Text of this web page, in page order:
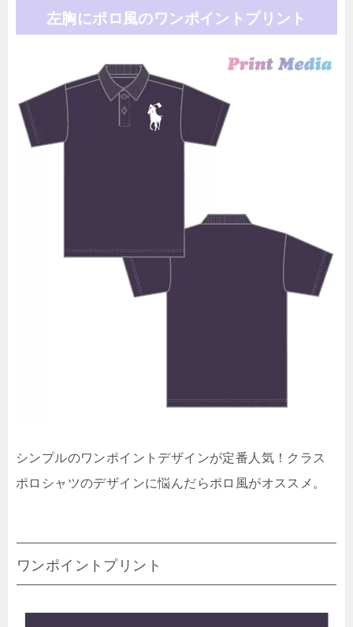
左胸にポロ風のワンポイントプリント
シンプルのワンポイントデザインが定番人気！クラス
ポロシャツのデザインに悩んだらポロ風がオススメ。
ワンポイントプリント